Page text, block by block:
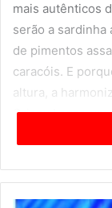
mais autênticos
serão a sardinha
de pimentos
caracóis. E
altura, a
Crispy Lager,
verdadeira alma
18h00 do dia 14